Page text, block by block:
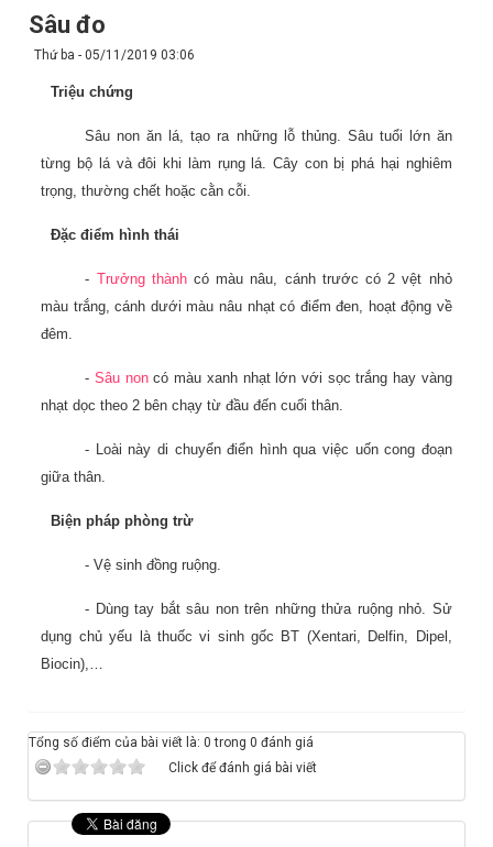
Sâu đo
Thứ ba - 05/11/2019 03:06
Triệu chứng
Sâu non ăn lá, tạo ra những lỗ thủng. Sâu tuổi lớn ăn
từng bộ lá và đôi khi làm rụng lá. Cây con bị phá hại nghiêm
trọng, thường chết hoặc cằn cỗi.
Đặc điểm hình thái
- Trưởng thànhcó màu nâu, cánh trước có 2 vệt nhỏ
màu trắng, cánh dưới màu nâu nhạt có điểm đen, hoạt động về
đêm.
-Sâu noncó màu xanh nhạt lớn với sọc trắng hay vàng
nhạt dọc theo 2 bên chạy từ đầu đến cuối thân.
- Loài này di chuyển điển hình qua việc uốn cong đoạn
giữa thân.
Biện pháp phòng trừ
- Vệ sinh đồng ruộng.
- Dùng tay bắt sâu non trên những thửa ruộng nhỏ. Sử
dụng chủ yếu là thuốc vi sinh gốc BT (Xentari, Delfin, Dipel,
Biocin),…
Tổng số điểm của bài viết là: 0 trong 0 đánh giá
Click để đánh giá bài viết